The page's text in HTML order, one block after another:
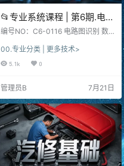
📂专业系统课程 | 第6期.电路
图识别 数据流分析 正时讲解
诊断原理 钥匙防盗 培训课程
_42节（3.6G）[电路图 数据
流 正时 空调 电器 电源 防盗
编号NO：C6-0116 电路图识别 数
盗 培训课程 Circuit diagram recog
nition, data flow analysis, timing e
介 说 明 [Information] 【汽修工程
师】vcx…
00.专业分类 | 更多技术>
5.1k 0
管理员B 7月21日